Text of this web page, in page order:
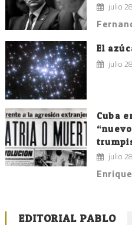
julio
El
julio
Cuba
julio
EDITORIAL PABLO